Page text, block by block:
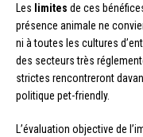
Les limites de ces
présence animale ne
ni à toutes les cultures
des secteurs très
strictes rencontreront
politique pet-friendly.
L’évaluation objective de